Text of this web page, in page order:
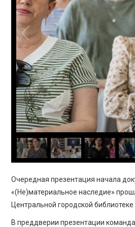
Очередная презентация начала
«(Не)материальное наследие»
Центральной городской библиотеке
В преддверии презентации